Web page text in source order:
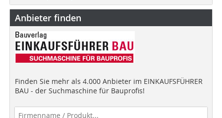
Anbieter finden
Finden Sie mehr als 4.000 Anbieter im EINKAUFSFÜHRER
BAU - der Suchmaschine für Bauprofis!